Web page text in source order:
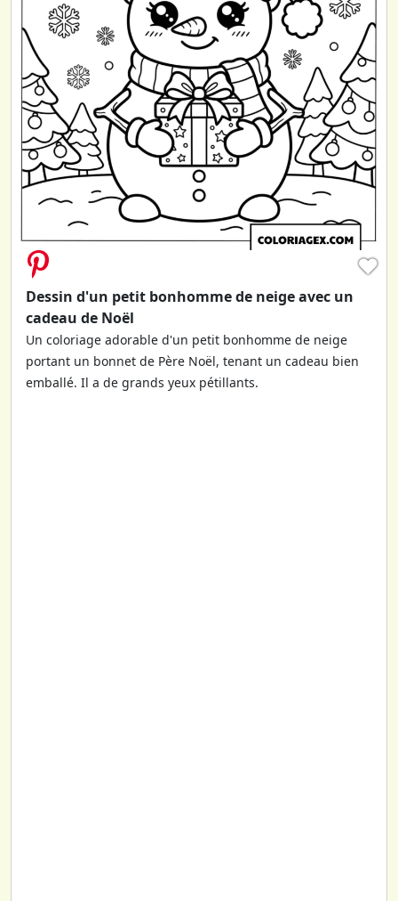
♥
Dessin d'un petit bonhomme de neige avec un
cadeau de Noël
Un coloriage adorable d'un petit bonhomme de neige
portant un bonnet de Père Noël, tenant un cadeau bien
emballé. Il a de grands yeux pétillants.